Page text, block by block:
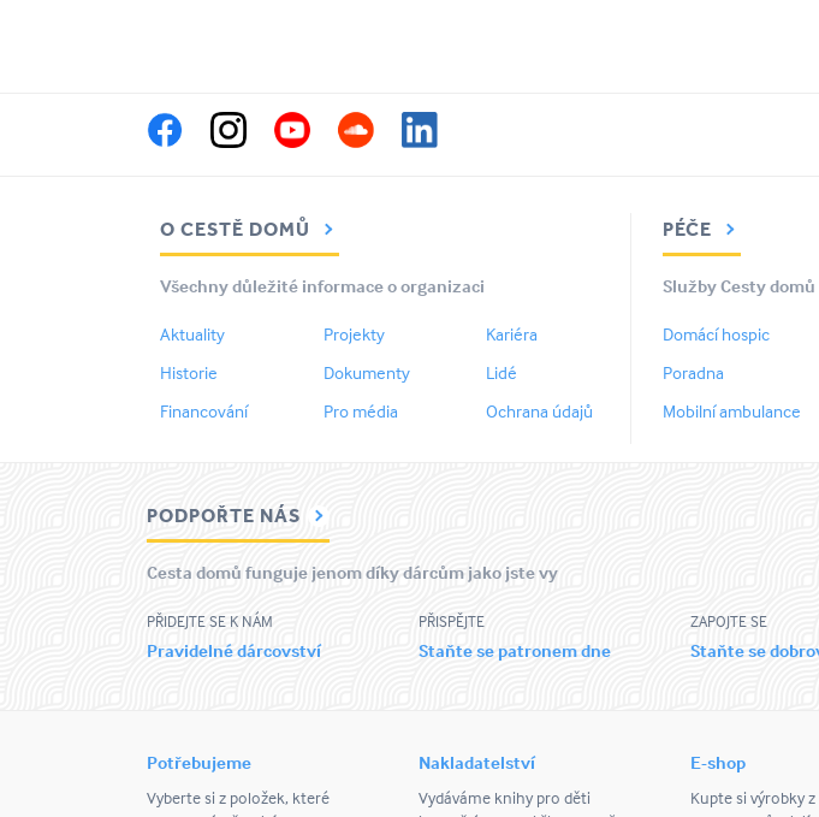
O CESTĚ DOMŮ
Všechny důležité informace o organizaci
Aktuality
Historie
Financování
Projekty
Dokumenty
Pro média
Kariéra
Lidé
Ochrana údajů
PÉČE
Služby Cesty
Domácí hospic
Poradna
Mobilní ambulance
PODPOŘTE NÁS
Cesta domů funguje jenom díky dárcům jako jste vy
PŘIDEJTE SE K NÁM
Pravidelné dárcovství
PŘISPĚJTE
Staňte se patronem dne
ZAPOJTE SE
Staňte se
Potřebujeme
Vyberte si z položek, které
Nakladatelství
Vydáváme knihy pro děti
E-shop
Kupte si výrobky